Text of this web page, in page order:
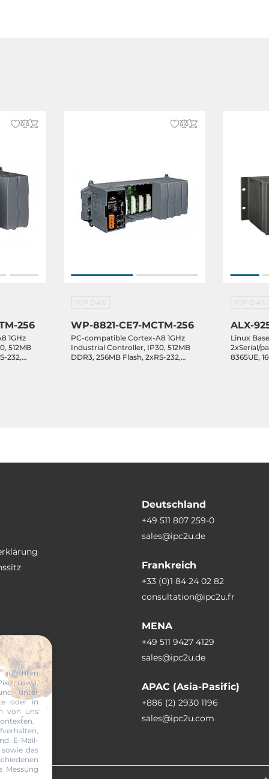
256
1GHz
512MB
232,
WP-8821-CE7-MCTM-256
PC-compatible Cortex-A8 1GHz
Industrial Controller, IP30, 512MB
DDR3, 256MB Flash, 2xRS-232,
ALX-
Linux
2xSerial/
8365UE,
Deutschland
+49 511 807 259-0
sales@ipc2u.de
Frankreich
+33 (0)1 84 24 02 82
consultation@ipc2u.fr
MENA
+49 511 9427 4129
sales@ipc2u.de
APAC (Asia-Pasific)
+886 (2) 2930 1196
sales@ipc2u.com
auf Ihren
usw.),
unter
oder in
von uns
E-Mail-
das
Messung